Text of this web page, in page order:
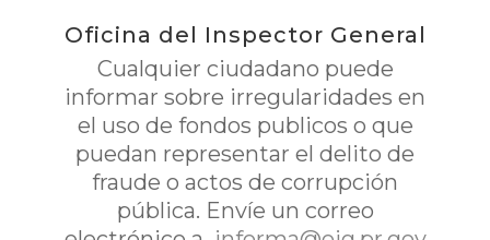
Oficina del Inspector General
Cualquier ciudadano puede
informar sobre irregularidades en
el uso de fondos publicos o que
puedan representar el delito de
fraude o actos de corrupción
pública. Envíe un correo